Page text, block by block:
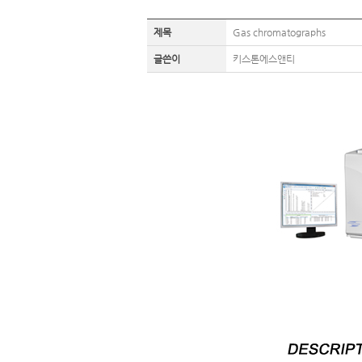
제목 Gas chromatographs
글쓴이 키스톤에스앤티